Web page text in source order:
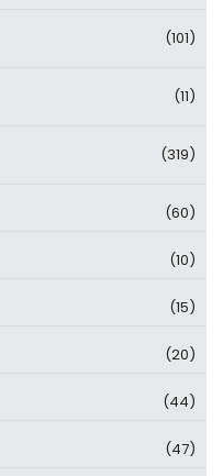
(101)
(11)
(319)
(60)
(10)
(15)
(20)
(44)
(47)